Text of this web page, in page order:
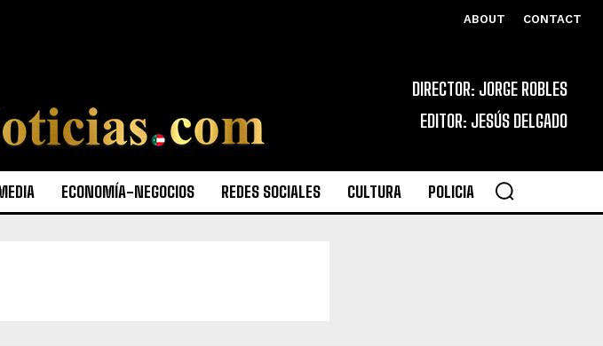
ABOUT CONTACT
DIRECTOR: JORGE ROBLES
EDITOR: JESÚS DELGADO
ECONOMÍA-NEGOCIOS REDES SOCIALES CULTURA POLICIA